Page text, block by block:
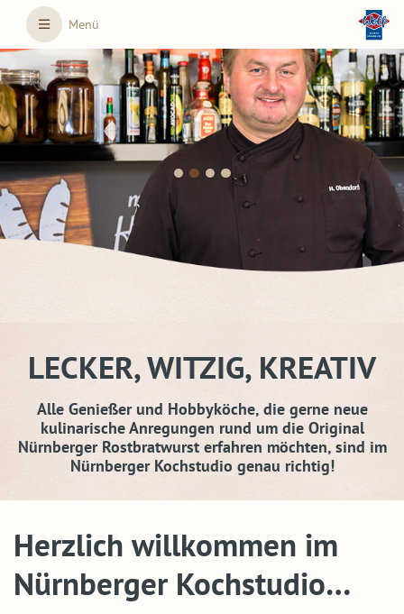
Skip to main content
Menü
LECKER, WITZIG, KREATIV
Alle Genießer und Hobbyköche, die gerne neue
kulinarische Anregungen rund um die Original
Nürnberger Rostbratwurst erfahren möchten, sind im
Nürnberger Kochstudio genau richtig!
Herzlich willkommen im
Nürnberger Kochstudio…